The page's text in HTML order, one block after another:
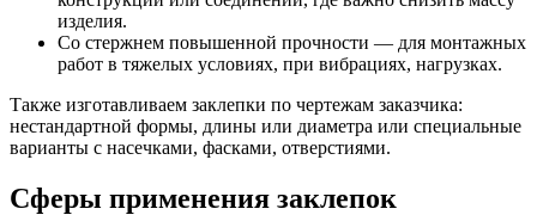
изделия.
Со стержнем повышенной прочности — для монтажных
работ в тяжелых условиях, при вибрациях, нагрузках.
Также изготавливаем заклепки по чертежам заказчика:
нестандартной формы, длины или диаметра или специальные
варианты с насечками, фасками, отверстиями.
Сферы применения заклепок